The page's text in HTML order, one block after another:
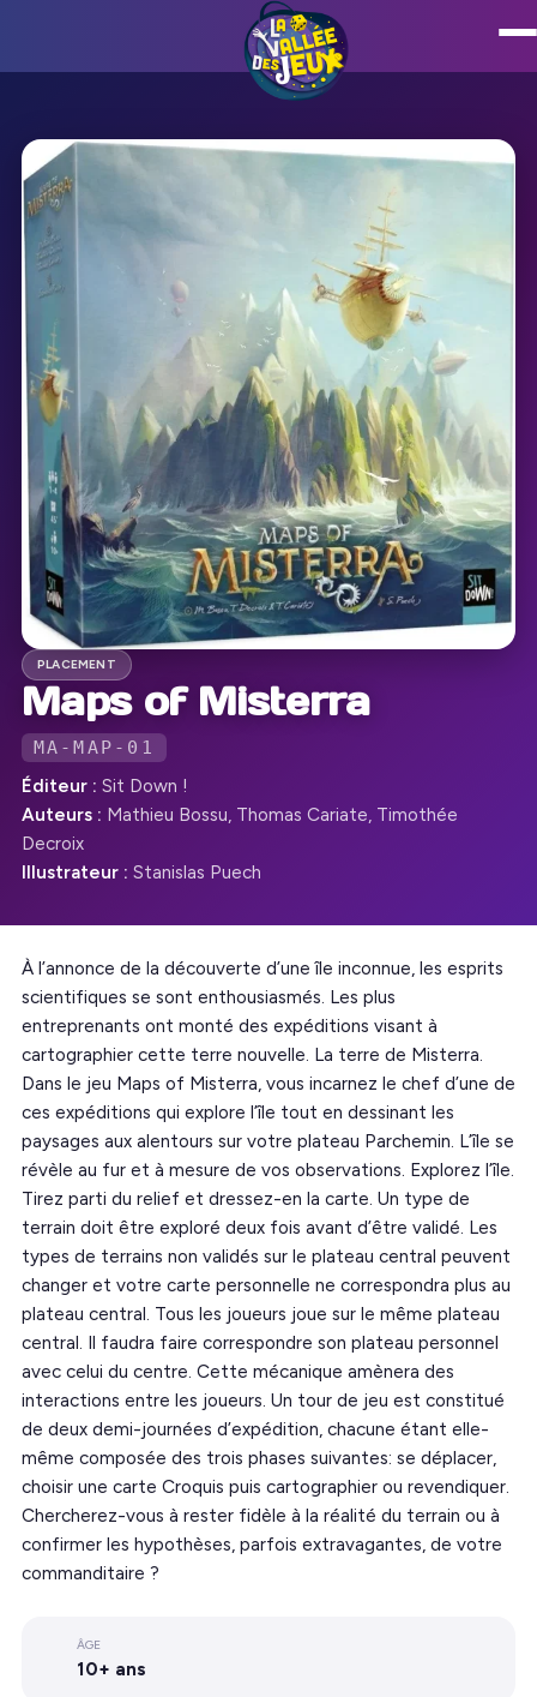
PLACEMENT
Maps of Misterra
MA-MAP-01
Éditeur : Sit Down !
Auteurs : Mathieu Bossu, Thomas Cariate, Timothée
Decroix
Illustrateur : Stanislas Puech
À l’annonce de la découverte d’une île inconnue, les esprits
scientifiques se sont enthousiasmés. Les plus
entreprenants ont monté des expéditions visant à
cartographier cette terre nouvelle. La terre de Misterra.
Dans le jeu Maps of Misterra, vous incarnez le chef d’une de
ces expéditions qui explore l’île tout en dessinant les
paysages aux alentours sur votre plateau Parchemin. L’île se
révèle au fur et à mesure de vos observations. Explorez l’île.
Tirez parti du relief et dressez-en la carte. Un type de
terrain doit être exploré deux fois avant d’être validé. Les
types de terrains non validés sur le plateau central peuvent
changer et votre carte personnelle ne correspondra plus au
plateau central. Tous les joueurs joue sur le même plateau
central. Il faudra faire correspondre son plateau personnel
avec celui du centre. Cette mécanique amènera des
interactions entre les joueurs. Un tour de jeu est constitué
de deux demi-journées d’expédition, chacune étant elle-
même composée des trois phases suivantes: se déplacer,
choisir une carte Croquis puis cartographier ou revendiquer.
Chercherez-vous à rester fidèle à la réalité du terrain ou à
confirmer les hypothèses, parfois extravagantes, de votre
commanditaire ?
ÂGE
10+ ans